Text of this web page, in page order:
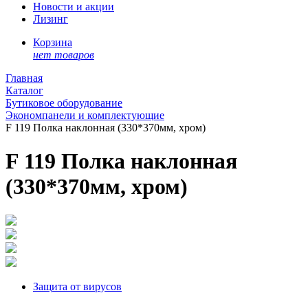
Новости и акции
Лизинг
Корзина
нет товаров
Главная
Каталог
Бутиковое оборудование
Экономпанели и комплектующие
F 119 Полка наклонная (330*370мм, хром)
F 119 Полка наклонная
(330*370мм, хром)
Защита от вирусов